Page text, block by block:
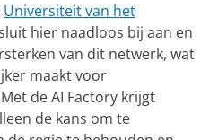
Universiteit van het
hier naadloos bij aan en
van dit netwerk, wat
maakt voor
de AI Factory krijgt
de kans om te